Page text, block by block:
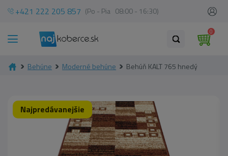
+421 222 205 857 (Po - Pia 08:00 - 16:30)
0
Behúne Moderné behúne Behúň KALT 765 hnedý
Najpredávanejšie